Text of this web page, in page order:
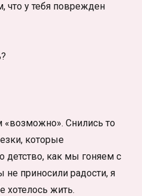
что у тебя поврежден
«возможно». Снились то
которые
детство, как мы гоняем с
приносили радости, я
хотелось жить.